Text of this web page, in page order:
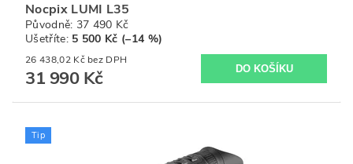
Nocpix LUMI L35
Původně: 37 490 Kč
Ušetříte: 5 500 Kč (–14 %)
26 438,02 Kč bez DPH
31 990 Kč
Tip